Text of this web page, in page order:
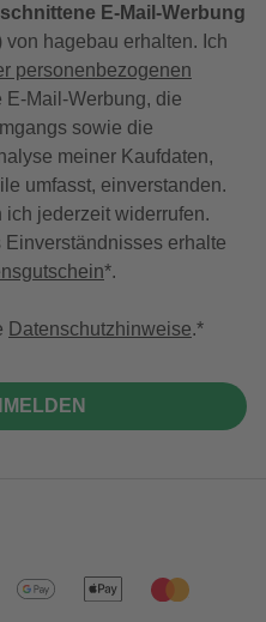
E-Mail-Werbung
hagebau erhalten. Ich
personenbezogenen
E-Mail-Werbung, die
sowie die
meiner Kaufdaten,
umfasst, einverstanden.
jederzeit widerrufen.
erhalte
*.
Datenschutzhinweise.